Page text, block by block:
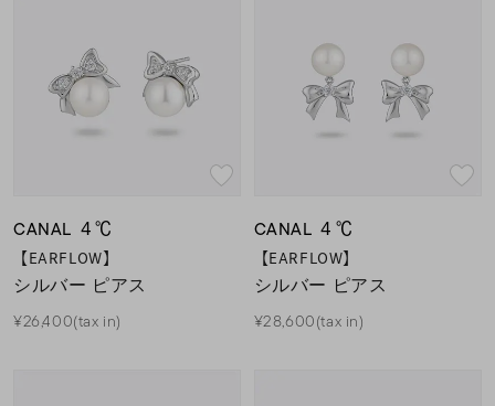
CANAL ４℃
【EARFLOW】
シルバー ピアス
¥26,400(tax in)
CANAL ４℃
【EARFLOW】
シルバー ピアス
¥28,600(tax in)